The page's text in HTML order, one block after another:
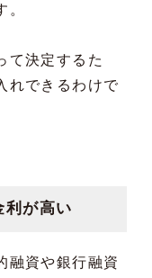
て決定するた
れできるわけで
利が高い
融資や銀行融資